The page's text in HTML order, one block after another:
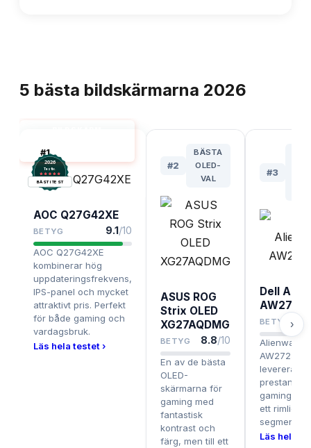
5 bästa bildskärmarna 2026
#1
2026
Testix.
BÄST I TEST
AOC Q27G42XE
BETYG 9.1/10
AOC Q27G42XE
kombinerar hög
uppdateringsfrekvens,
IPS-panel och mycket
attraktivt pris. Perfekt
för både gaming och
vardagsbruk.
Läs hela testet ›
#2
BÄSTA
OLED-
VAL
ASUS ROG
Strix OLED
XG27AQDMG
BETYG 8.8/10
En av de bästa
OLED-
skärmarna för
gaming med
fantastisk
kontrast och
färg, men till ett
#3
Dell
BETYG
Alienware
AW2725DM
levererar
prestanda
ett rimligt
segmentet.
Läs hela
›